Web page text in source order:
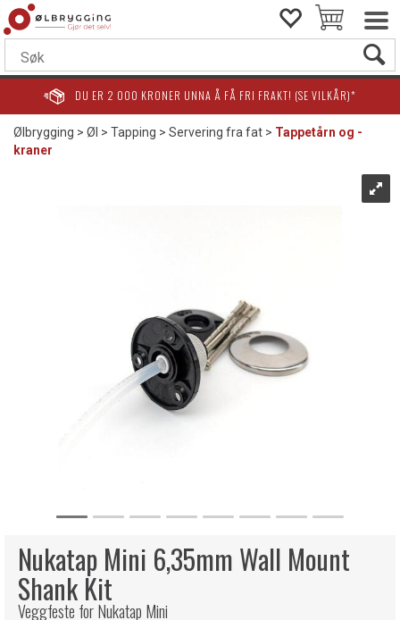
DU ER 2 000 KRONER UNNA Å FÅ FRI FRAKT! (SE VILKÅR)*
Ølbrygging>Øl >Tapping>Servering fra fat>Tappetårn og -
kraner
Nukatap Mini 6,35mm Wall Mount
Shank Kit
Veggfeste for Nukatap Mini